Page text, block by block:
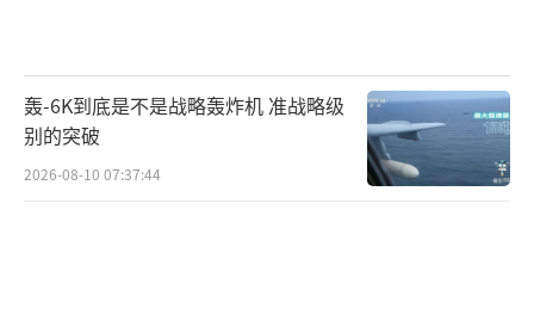
轰-6K到底是不是战略轰炸机 准战略级
别的突破
2026-08-10 07:37:44